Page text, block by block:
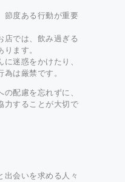
節度ある行動が重要
店では、飲み過ぎる
ます。
迷惑をかけたり、
は厳禁です。
配慮を忘れずに、
力することが大切で
出会いを求める人々